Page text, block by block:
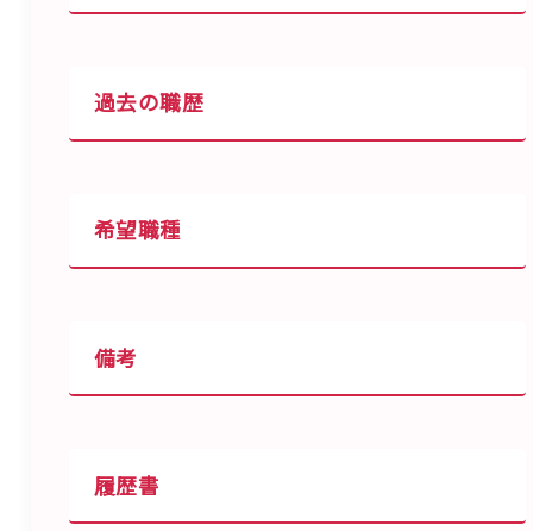
過去の職歴
希望職種
備考
履歴書